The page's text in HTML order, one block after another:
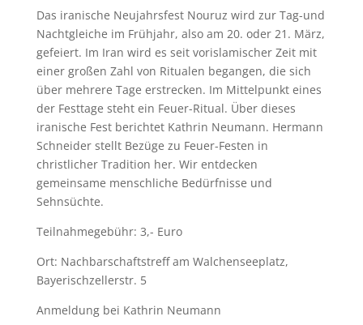
Das iranische Neujahrsfest Nouruz wird zur Tag-und
Nachtgleiche im Frühjahr, also am 20. oder 21. März,
gefeiert. Im Iran wird es seit vorislamischer Zeit mit
einer großen Zahl von Ritualen begangen, die sich
über mehrere Tage erstrecken. Im Mittelpunkt eines
der Festtage steht ein Feuer-Ritual. Über dieses
iranische Fest berichtet Kathrin Neumann. Hermann
Schneider stellt Bezüge zu Feuer-Festen in
christlicher Tradition her. Wir entdecken
gemeinsame menschliche Bedürfnisse und
Sehnsüchte.
Teilnahmegebühr: 3,- Euro
Ort: Nachbarschaftstreff am Walchenseeplatz,
Bayerischzellerstr. 5
Anmeldung bei Kathrin Neumann